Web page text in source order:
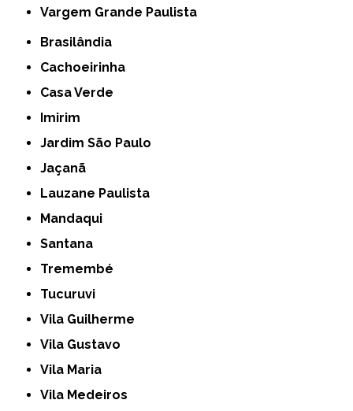
Vargem Grande Paulista
Brasilândia
Cachoeirinha
Casa Verde
Imirim
Jardim São Paulo
Jaçanã
Lauzane Paulista
Mandaqui
Santana
Tremembé
Tucuruvi
Vila Guilherme
Vila Gustavo
Vila Maria
Vila Medeiros